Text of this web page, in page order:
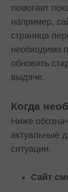
помогает
например,
страница
необходимо
обновить
выдаче.
Когда
Ниже
актуальные
ситуации.
Сайт